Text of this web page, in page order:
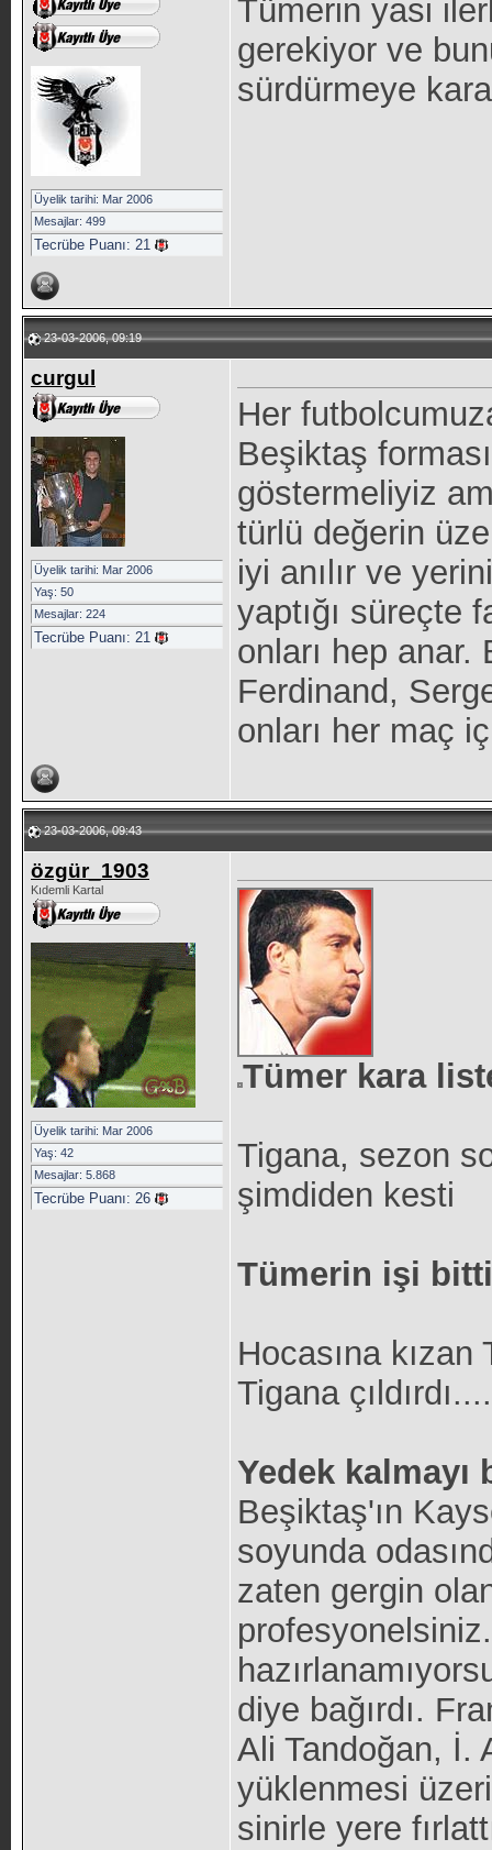
Üyelik tarihi: Mar 2006
Mesajlar: 499
Tecrübe Puanı: 21
Tümerin yasi
gerekiyor ve
sürdürmeye
23-03-2006, 09:19
curgul
Üyelik tarihi: Mar 2006
Yaş: 50
Mesajlar: 224
Tecrübe Puanı: 21
Her
Beşiktaş
göstermeliyiz
türlü değerin
iyi anılır ve
yaptığı süreçte
onları hep
Ferdinand,
onları her maç
23-03-2006, 09:43
özgür_1903
Kıdemli Kartal
Üyelik tarihi: Mar 2006
Yaş: 42
Mesajlar: 5.868
Tecrübe Puanı: 26
Tümer kara
Tigana, sezon
şimdiden kesti
Tümerin işi bitti
Hocasına
Tigana çıldırdı....
Yedek kalmayı
Beşiktaş'ın
soyunda
zaten gergin
diye bağırdı.
Ali Tandoğan, İ.
yüklenmesi
sinirle yere